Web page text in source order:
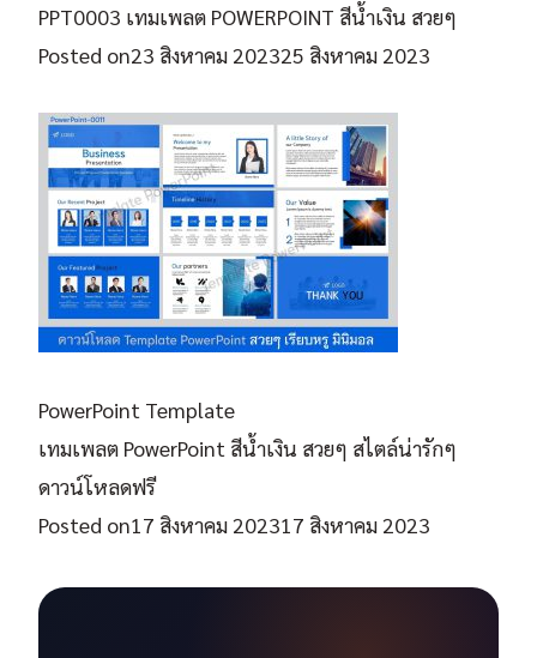
PPT0003 เทมเพลต POWERPOINT สีน้ำเงิน สวยๆ
Posted on23 สิงหาคม 202325 สิงหาคม 2023
PowerPoint Template
เทมเพลต PowerPoint สีน้ำเงิน สวยๆ สไตล์น่ารักๆ
ดาวน์โหลดฟรี
Posted on17 สิงหาคม 202317 สิงหาคม 2023